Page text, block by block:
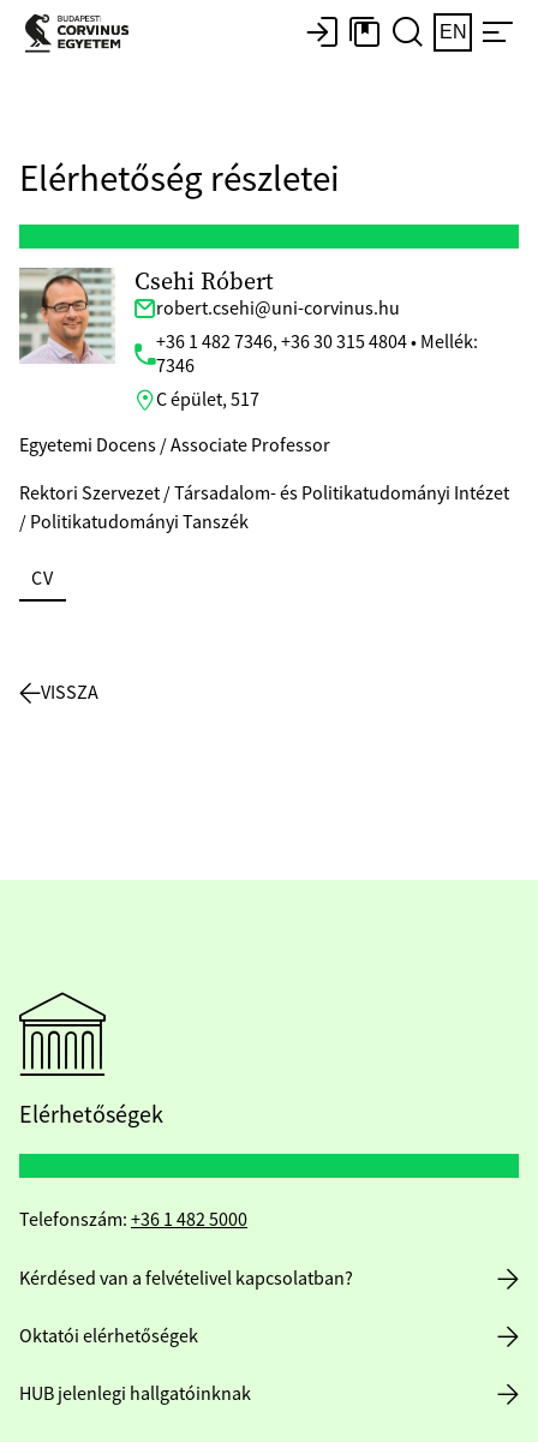
EN
Elérhetőség részletei
Csehi Róbert
robert.csehi@uni-corvinus.hu
+36 1 482 7346, +36 30 315 4804 • Mellék:
7346
C épület, 517
Egyetemi Docens / Associate Professor
Rektori Szervezet / Társadalom- és Politikatudományi Intézet
/ Politikatudományi Tanszék
CV
VISSZA
Elérhetőségek
Telefonszám: +36 1 482 5000
Kérdésed van a felvételivel kapcsolatban?
Oktatói elérhetőségek
HUB jelenlegi hallgatóinknak